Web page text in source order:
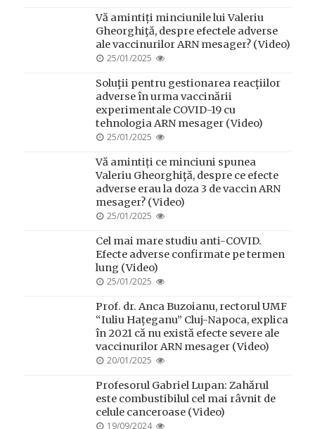
Vă amintiți minciunile lui Valeriu
Gheorghiţă, despre efectele adverse
ale vaccinurilor ARN mesager? (Video)
POSTED
25/01/2025
Soluţii pentru gestionarea reacţiilor
adverse în urma vaccinării
experimentale COVID-19 cu
tehnologia ARN mesager (Video)
POSTED
25/01/2025
Vă amintiți ce minciuni spunea
Valeriu Gheorghiţă, despre ce efecte
adverse erau la doza 3 de vaccin ARN
mesager? (Video)
POSTED
25/01/2025
Cel mai mare studiu anti-COVID.
Efecte adverse confirmate pe termen
lung (Video)
POSTED
25/01/2025
Prof. dr. Anca Buzoianu, rectorul UMF
“Iuliu Hațeganu” Cluj-Napoca, explica
în 2021 că nu există efecte severe ale
vaccinurilor ARN mesager (Video)
POSTED
20/01/2025
Profesorul Gabriel Lupan: Zahărul
este combustibilul cel mai râvnit de
celule canceroase (Video)
POSTED
19/09/2024